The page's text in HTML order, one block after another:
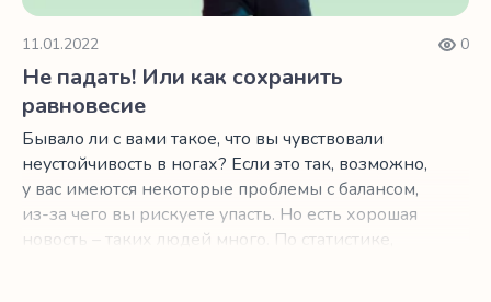
11.01.2022 0
Не падать! Или как сохранить
равновесие
Бывало ли с вами такое, что вы чувствовали
неустойчивость в ногах? Если это так, возможно,
у вас имеются некоторые проблемы с балансом,
из-за чего вы рискуете упасть. Но есть хорошая
новость – таких людей много. По статистике,